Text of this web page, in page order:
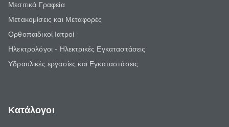
Μεσιτικά Γραφεία
Μετακομίσεις και Μεταφορές
Ορθοπαιδικοί Ιατροί
Ηλεκτρολόγοι - Ηλεκτρικές Εγκαταστάσεις
Υδραυλικές εργασίες και Εγκαταστάσεις
Κατάλογοι